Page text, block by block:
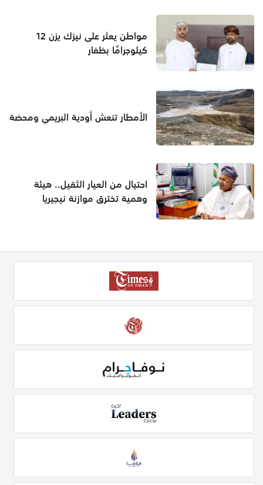
مواطن يعثر على نيزك يزن 12
كيلوجرامًا بظفار
الأمطار تنعش أودية البريمي ومحضة
احتيال من العيار الثقيل.. هيئة
وهمية تخترق موازنة نيجيريا